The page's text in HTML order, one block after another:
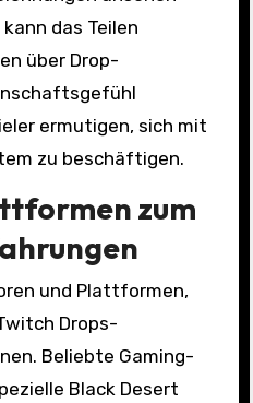
das Teilen
über Drop-
ermutigen, sich mit
zu beschäftigen.
zum
und Plattformen,
Drops-
Beliebte Gaming-
Black Desert